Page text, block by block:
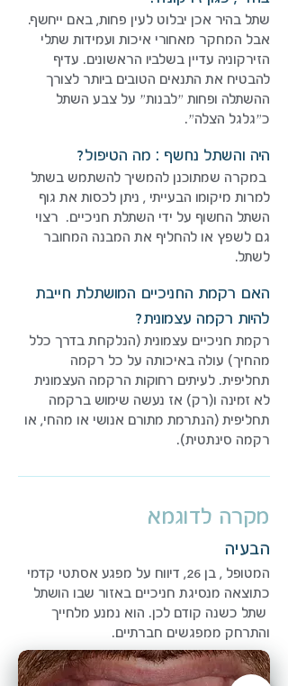
שתל בהיר אכן יבלוט לעין פחות, באם ייחשף.
אבל המחקר מאחורי איכות ועמידות שתלי
הזירקוניה עדיין בשלביו הראשונים. עדיף
להבטיח את התנאים הטובים ביותר לצורך
ההשתלה ופחות ״לבנות״ על צבע השתל
כ״גלגל הצלה״.
היה והשתל נחשף : מה הטיפול?
במקרה שמתוכנן להמשיך להשתמש בשתל
למרות מיקומו הבעייתי , ניתן לכסות את גוף
השתל החשוף על ידי השתלת חניכיים. רצוי
גם לשפץ או להחליף את המבנה המחובר
לשתל.
האם רקמת החניכיים המושתלת חייבת
להיות רקמה עצמונית?
רקמת חניכיים עצמונית (הנלקחת בדרך כלל
מהחיך) עולה באיכותה על כל רקמה
תחליפית. לעיתים רחוקות הרקמה העצמונית
לא זמינה ו(רק) אז נעשה שימוש ברקמה
תחליפית (הנתרמת מתורם אנושי או מהחי, או
רקמה סינתטית).
מקרה לדוגמא
הבעיה
המטופל , בן 26, דיווח על מפגע אסתטי קדמי
כתוצאה מנסיגת חניכיים באזור שבו הושתל
שתל כשנה קודם לכן. הוא נמנע מלחייך
והתרחק ממפגשים חברתיים.